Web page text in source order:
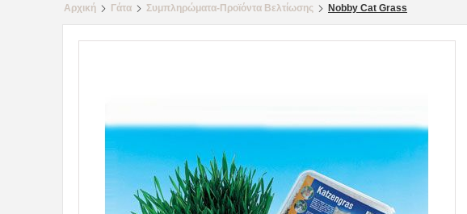
Αρχική Γάτα Συμπληρώματα-Προϊόντα Βελτίωσης Nobby Cat Grass